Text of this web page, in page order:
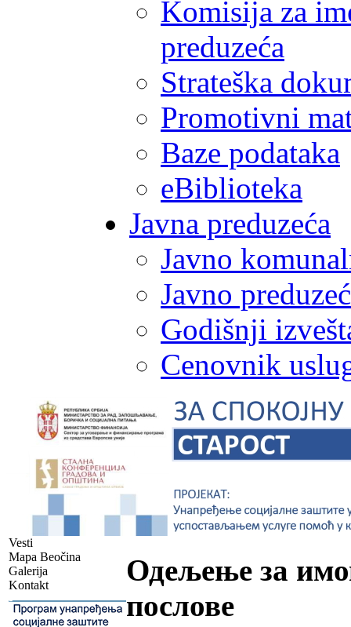
Komisija za
preduzeća
Strateška
Promotivni
Baze podataka
eBiblioteka
Javna preduzeća
Javno
Javno
Godišnji
Cenovnik
Vesti
Mapa Beočina
Galerija
Kontakt
-
Одељење за
послове